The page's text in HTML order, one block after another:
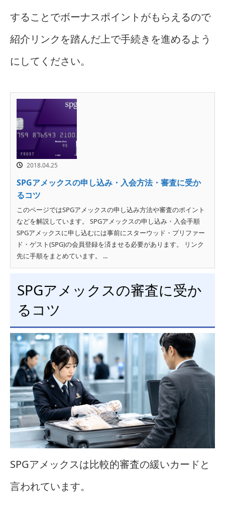
することでボーナスポイントがもらえるので
紹介リンクを踏んだ上で手続きを進めるよう
にしてください。
2018.04.25
SPGアメックスの申し込み・入会方法・審査に受か
るコツ
このページではSPGアメックスの申し込み方法や審査のポイント
などを解説しています。 SPGアメックスの申し込み・入会手順
SPGアメックスに申し込むには事前にスターウッド・プリファー
ド・ゲスト(SPG)の会員登録を済ませる必要があります。 リンク
先に手順をまとめています。 ...
SPGアメックスの審査に受か
るコツ
SPGアメックスは比較的審査の緩いカードと
言われています。